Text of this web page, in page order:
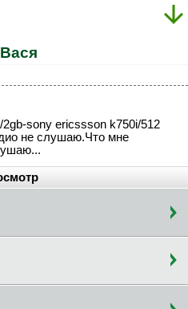
2gb-sony ericssson k750i/512
не слушаю.Что мне